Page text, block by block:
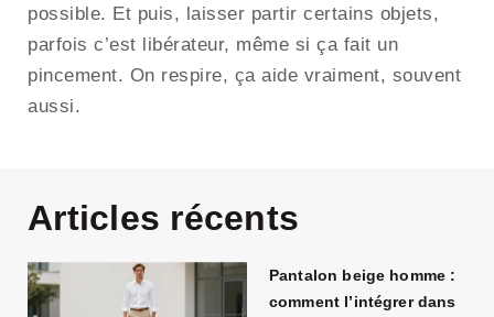
possible. Et puis, laisser partir certains objets,
parfois c’est libérateur, même si ça fait un
pincement. On respire, ça aide vraiment, souvent
aussi.
Articles récents
Pantalon beige homme :
comment l’intégrer dans